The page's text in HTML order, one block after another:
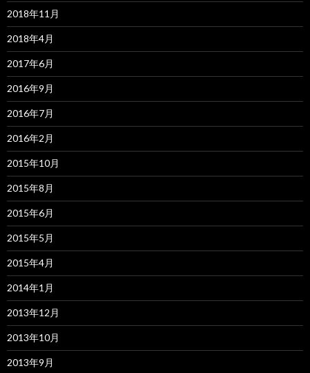
2018年11月
2018年4月
2017年6月
2016年9月
2016年7月
2016年2月
2015年10月
2015年8月
2015年6月
2015年5月
2015年4月
2014年1月
2013年12月
2013年10月
2013年9月